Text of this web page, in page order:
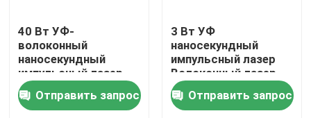
Пульсированный лазер волокна
Волоконный лазер MOPA
40 Вт УФ-
волоконный
наносекундный
импульсный лазер
10-6000 кГц
Отправить запрос
3 Вт УФ
наносекундный
импульсный лазер
Волоконный лазер
Отправить запрос